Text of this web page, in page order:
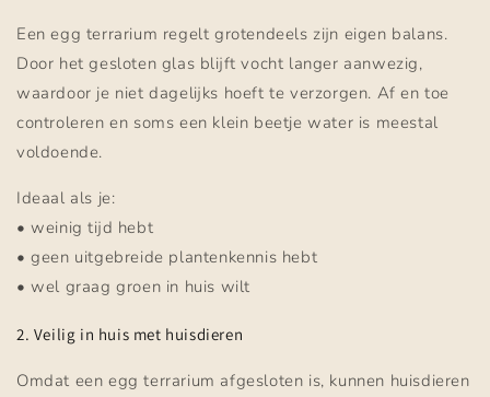
Een egg terrarium regelt grotendeels zijn eigen balans.
Door het gesloten glas blijft vocht langer aanwezig,
waardoor je niet dagelijks hoeft te verzorgen. Af en toe
controleren en soms een klein beetje water is meestal
voldoende.
Ideaal als je:
• weinig tijd hebt
• geen uitgebreide plantenkennis hebt
• wel graag groen in huis wilt
2. Veilig in huis met huisdieren
Omdat een egg terrarium afgesloten is, kunnen huisdieren